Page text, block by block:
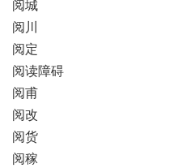
阅城
阅川
阅定
阅读障碍
阅甫
阅改
阅货
阅稼